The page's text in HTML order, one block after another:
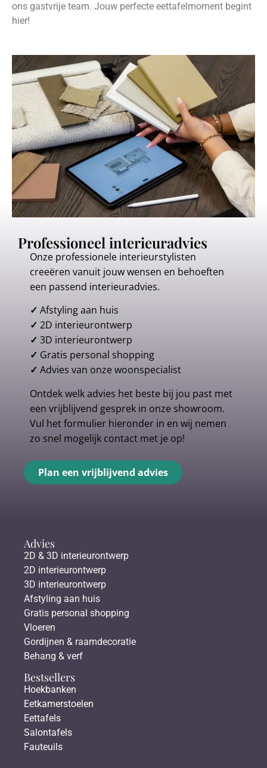
ons gastvrije team. Jouw perfecte eettafelmoment begint
hier!
Professioneel interieuradvies
Onze professionele interieurstylisten
creeëren vanuit jouw wensen en behoeften
een passend interieuradvies.
✓ Afstyling aan huis
✓ 2D interieurontwerp
✓ 3D interieurontwerp
✓ Gratis personal shopping
✓ Advies van onze woonspecialist
Ontdek welk advies het beste bij jou past met
een vrijblijvend gesprek in onze showroom.
Vul het formulier hieronder in en wij nemen
zo snel mogelijk contact met je op!
Plan een vrijblijvend advies
Advies
2D & 3D interieurontwerp
2D interieurontwerp
3D interieurontwerp
Afstyling aan huis
Gratis personal shopping
Vloeren
Gordijnen & raamdecoratie
Behang & verf
Bestsellers
Hoekbanken
Eetkamerstoelen
Eettafels
Salontafels
Fauteuils